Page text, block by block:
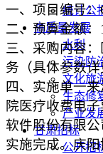
统计公
高质量发展
水利
污染防
文化旅
生态修
产业发
甘肃招标
公开招
一、项目编号：
二、预算金额：
三、采购内容
务（具体参数详
四、实施单一
院医疗收费电
软件股份有限
实施完成。庆